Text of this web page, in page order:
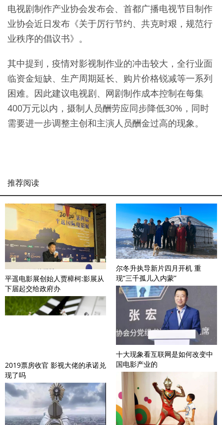
电视剧制作产业协会发布会、首都广播电视节目制作
业协会近日发布《关于厉行节约、共克时艰，规范行
业秩序的倡议书》。
其中提到，疫情对影视制作业的冲击较大，全行业面
临资金短缺、生产周期延长、购片价格锐减等一系列
困难。因此建议电视剧、网剧制作成本控制在每集
400万元以内，摄制人员酬劳应同步降低30%，同时
需要进一步调整主创和主演人员酬金过高的现象。
推荐阅读
平遥电影展创始人贾樟柯:影展从
下届起交给政府办
2019票房收官 影视大佬的承诺兑
现了吗
尔冬升执导新片四月开机 重
现“三千孤儿入内蒙”
十大现象看互联网是如何改变中
国电影产业的